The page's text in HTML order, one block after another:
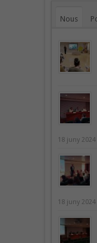
Nous
18 juny 2024
18 juny 2024